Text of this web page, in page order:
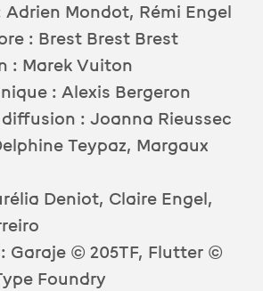
Mondot, Rémi Engel
: Brest Brest Brest
: Marek Vuiton
: Alexis Bergeron
: Joanna Rieussec
Teypaz, Margaux
Deniot, Claire Engel,
Garaje © 205TF, Flutter ©
Foundry